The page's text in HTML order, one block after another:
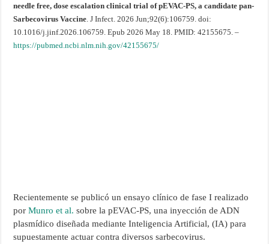
needle free, dose escalation clinical trial of pEVAC-PS, a candidate pan-
Sarbecovirus Vaccine . J Infect. 2026 Jun;92(6):106759. doi:
10.1016/j.jinf.2026.106759. Epub 2026 May 18. PMID: 42155675. –
https://pubmed.ncbi.nlm.nih.gov/42155675/
Recientemente se publicó un ensayo clínico de fase I realizado
porMunro et al. sobre la pEVAC-PS, una inyección de ADN
plasmídico diseñada mediante Inteligencia Artificial, (IA) para
supuestamente actuar contra diversos sarbecovirus.